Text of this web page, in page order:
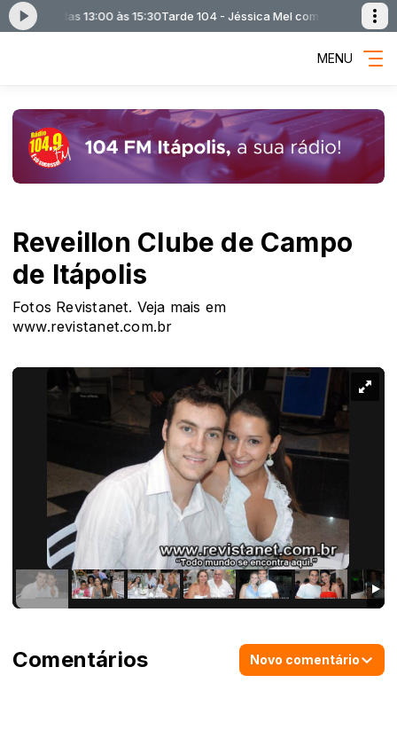
Mel das 13:00 às 15:30Tarde 104 - Jéssica Mel com Tarde 104 -
MENU
Reveillon Clube de Campo
de Itápolis
Fotos Revistanet. Veja mais em
www.revistanet.com.br
Comentários Novo comentário